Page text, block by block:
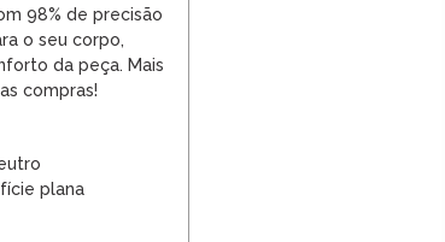
98% de precisão
o seu corpo,
da peça. Mais
compras!
plana